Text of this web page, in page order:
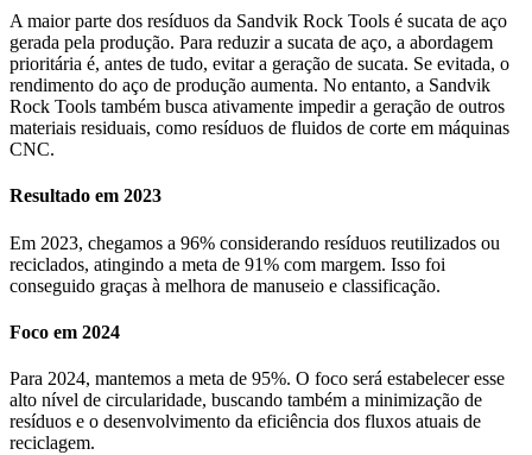
A maior parte dos resíduos da Sandvik Rock Tools é sucata de aço
gerada pela produção. Para reduzir a sucata de aço, a abordagem
prioritária é, antes de tudo, evitar a geração de sucata. Se evitada, o
rendimento do aço de produção aumenta. No entanto, a Sandvik
Rock Tools também busca ativamente impedir a geração de outros
materiais residuais, como resíduos de fluidos de corte em máquinas
CNC.
Resultado em 2023
Em 2023, chegamos a 96% considerando resíduos reutilizados ou
reciclados, atingindo a meta de 91% com margem. Isso foi
conseguido graças à melhora de manuseio e classificação.
Foco em 2024
Para 2024, mantemos a meta de 95%. O foco será estabelecer esse
alto nível de circularidade, buscando também a minimização de
resíduos e o desenvolvimento da eficiência dos fluxos atuais de
reciclagem.